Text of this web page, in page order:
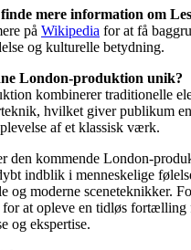
mere information om
på Wikipedia for at få
og kulturelle betydning.
London-produktion unik?
kombinerer traditionelle
hvilket giver publikum
af et klassisk værk.
den kommende London-
indblik i menneskelige
og moderne sceneteknikker.
at opleve en tidløs fortælling
og ekspertise.